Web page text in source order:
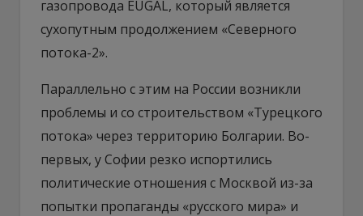
газопровода EUGAL, который является
сухопутным продолжением «Северного
потока-2».
Параллельно с этим на России возникли
проблемы и со строительством «Турецкого
потока» через территорию Болгарии. Во-
первых, у Софии резко испортились
политические отношения с Москвой из-за
попытки пропаганды «русского мира» и